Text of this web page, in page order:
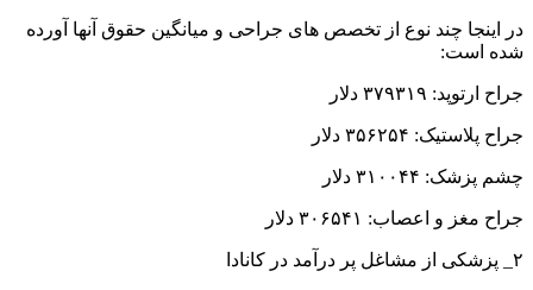
در اینجا چند نوع از تخصص های جراحی و میانگین حقوق آنها آورده
شده است:
جراح ارتوپد: ۳۷۹۳۱۹ دلار
جراح پلاستیک: ۳۵۶۲۵۴ دلار
چشم پزشک: ۳۱۰۰۴۴ دلار
جراح مغز و اعصاب: ۳۰۶۵۴۱ دلار
۲_ پزشکی از مشاغل پر درآمد در کانادا